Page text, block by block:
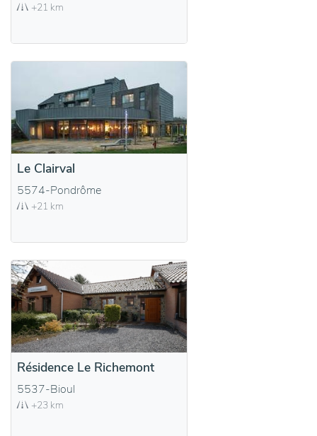
+21 km
Le Clairval
5574-Pondrôme
+21 km
Résidence Le Richemont
5537-Bioul
+23 km